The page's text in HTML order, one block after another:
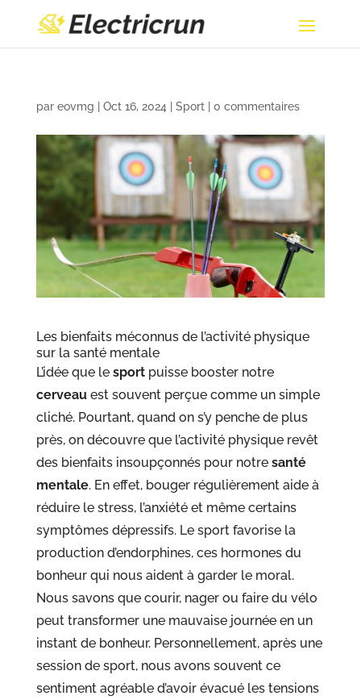
par eovmg Oct 16, 2024| Sport| 0 commentaires
Les bienfaits méconnus de l’activité physique
sur la santé mentale
L’idée que le sportpuisse booster notre
cerveauest souvent perçue comme un simple
cliché. Pourtant, quand on s’y penche de plus
près, on découvre que l’activité physique revêt
des bienfaits insoupçonnés pour notre santé
mentale. En effet, bouger régulièrement aide à
réduire le stress, l’anxiété et même certains
symptômes dépressifs. Le sport favorise la
production d’endorphines, ces hormones du
bonheur qui nous aident à garder le moral.
Nous savons que courir, nager ou faire du vélo
peut transformer une mauvaise journée en un
instant de bonheur. Personnellement, après une
session de sport, nous avons souvent ce
sentiment agréable d’avoir évacué les tensions